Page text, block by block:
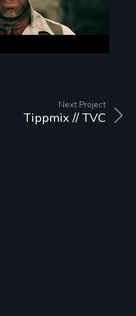
Next Project
Tippmix // TVC